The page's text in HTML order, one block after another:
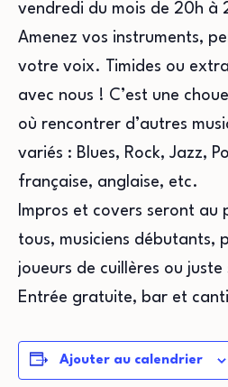
vendredi du mois de 20h à
Amenez vos instruments,
votre voix. Timides ou
avec nous ! C’est une
où rencontrer d’autres
variés : Blues, Rock, Jazz,
française, anglaise, etc.
Impros et covers seront au
tous, musiciens débutants,
joueurs de cuillères ou
Entrée gratuite, bar et
Ajouter au calendrier